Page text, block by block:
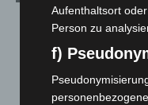
Blaulicht
Corona-News
Hannover und Region
Langenhagen und
Aufenthaltsort
Person zu
f)